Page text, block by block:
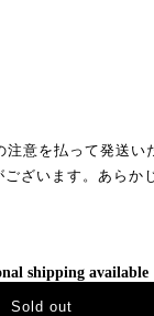
意を払って発送い
ざいます。あらか
shipping available
Sold out